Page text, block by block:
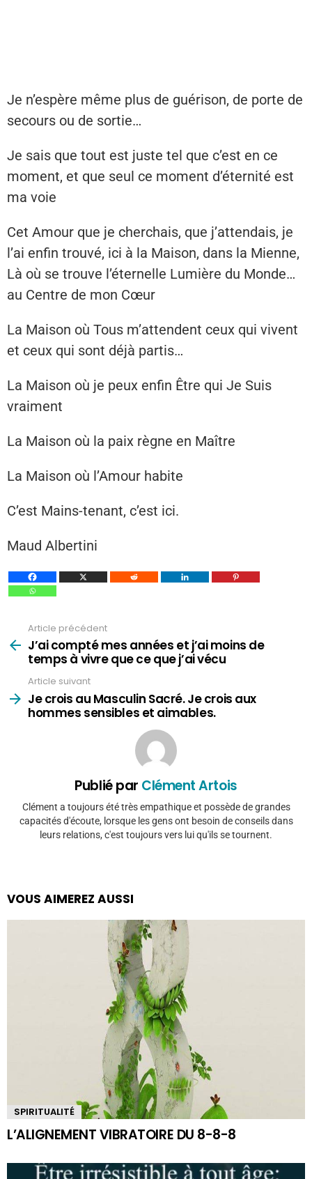
Je n’espère même plus de guérison, de porte de
secours ou de sortie…
Je sais que tout est juste tel que c’est en ce
moment, et que seul ce moment d’éternité est
ma voie
Cet Amour que je cherchais, que j’attendais, je
l’ai enfin trouvé, ici à la Maison, dans la Mienne,
Là où se trouve l’éternelle Lumière du Monde…
au Centre de mon Cœur
La Maison où Tous m’attendent ceux qui vivent
et ceux qui sont déjà partis…
La Maison où je peux enfin Être qui Je Suis
vraiment
La Maison où la paix règne en Maître
La Maison où l’Amour habite
C’est Mains-tenant, c’est ici.
Maud Albertini
plus
Article précédent
J’ai compté mes années et j’ai moins de
temps à vivre que ce que j’ai vécu
Article suivant
Je crois au Masculin Sacré. Je crois aux
hommes sensibles et aimables.
Publié par Clément Artois
Clément a toujours été très empathique et possède de grandes
capacités d'écoute, lorsque les gens ont besoin de conseils dans
leurs relations, c'est toujours vers lui qu'ils se tournent.
VOUS AIMEREZ AUSSI
SPIRITUALITÉ
L’ALIGNEMENT VIBRATOIRE DU 8-8-8